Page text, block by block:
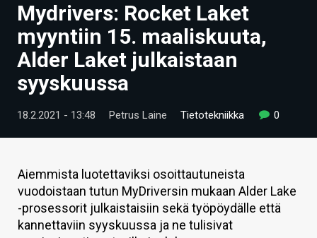
UUTISET
ARTIKKELIT
VIDEOT
TECHBBS
HINTA.FI
KAUPPA
VAIHDA TEEMA
Mydrivers: Rocket Laket
myyntiin 15. maaliskuuta,
Alder Laket julkaistaan
syyskuussa
18.2.2021 - 13:48 Petrus Laine Tietotekniikka 0
Aiemmista luotettaviksi osoittautuneista
vuodoistaan tutun MyDriversin mukaan Alder Lake
-prosessorit julkaistaisiin sekä työpöydälle että
kannettaviin syyskuussa ja ne tulisivat